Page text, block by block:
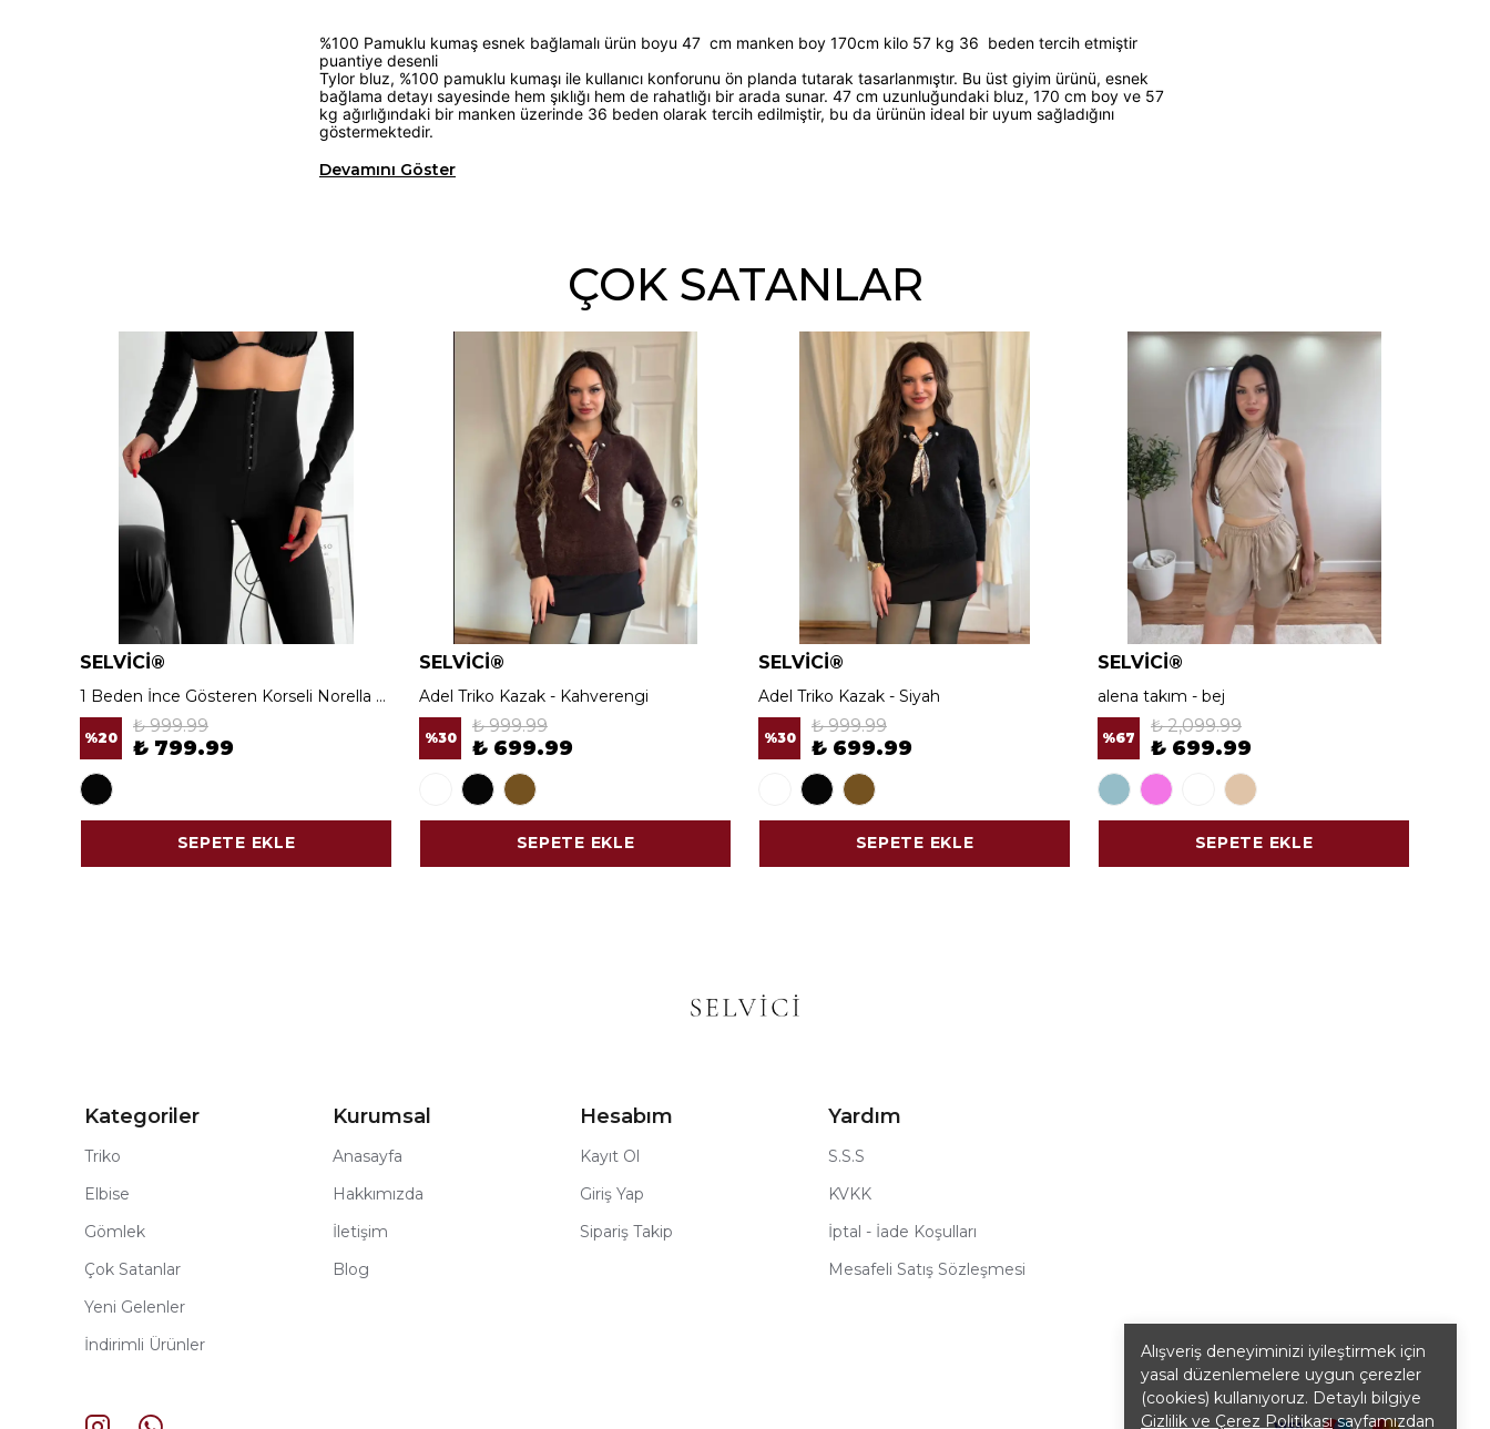
Alışveriş deneyiminizi iyileştirmek için
yasal düzenlemelere uygun çerezler
(cookies) kullanıyoruz. Detaylı bilgiye
Gizlilik ve Çerez Politikasısayfamızdan
%100 Pamuklu kumaş esnek bağlamalı ürün boyu 47 cm manken boy 170cm kilo 57 kg 36 beden tercih etmiştir
puantiye desenli
Tylor bluz, %100 pamuklu kumaşı ile kullanıcı konforunu ön planda tutarak tasarlanmıştır. Bu üst giyim ürünü, esnek
bağlama detayı sayesinde hem şıklığı hem de rahatlığı bir arada sunar. 47 cm uzunluğundaki bluz, 170 cm boy ve 57
kg ağırlığındaki bir manken üzerinde 36 beden olarak tercih edilmiştir, bu da ürünün ideal bir uyum sağladığını
göstermektedir.
Devamını Göster
ÇOK SATANLAR
SELVİCİ®
1 Beden İnce Gösteren Korseli Norella Tayt
%20
₺ 999.99
₺ 799.99
SEPETE EKLE
SELVİCİ®
Adel Triko Kazak - Kahverengi
%30
₺ 999.99
₺ 699.99
SEPETE EKLE
SELVİCİ®
Adel Triko Kazak - Siyah
%30
₺ 999.99
₺ 699.99
SEPETE EKLE
SELVİCİ®
alena takım - bej
%67
₺ 2,099.99
₺ 699.99
SEPETE EKLE
Kategoriler
Triko
Elbise
Gömlek
Çok Satanlar
Yeni Gelenler
İndirimli Ürünler
Kurumsal
Anasayfa
Hakkımızda
İletişim
Blog
Hesabım
Kayıt Ol
Giriş Yap
Sipariş Takip
Yardım
S.S.S
KVKK
İptal - İade Koşulları
Mesafeli Satış Sözleşmesi